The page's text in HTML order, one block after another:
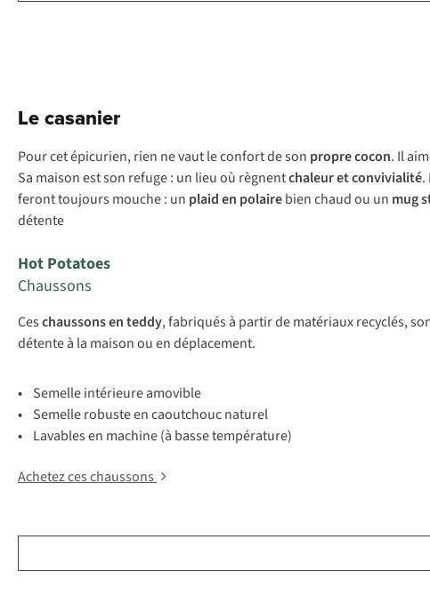
Le casanier
Pour cet épicurien, rien ne vaut le confort de son propre cocon. Il
Sa maison est son refuge : un lieu où règnentchaleur et convivialité.
feront toujours mouche : un plaid en polairebien chaud ou un mug
détente
Hot Potatoes
Chaussons
Ceschaussons en teddy, fabriqués à partir de matériaux recyclés,
détente à la maison ou en déplacement.
• Semelle intérieure amovible
• Semelle robuste en caoutchouc naturel
• Lavables en machine (à basse température)
Achetez ces chaussons